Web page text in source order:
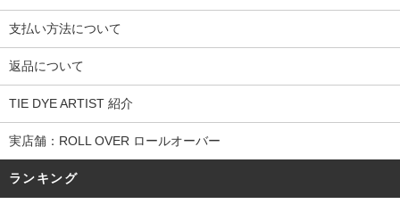
支払い方法について
返品について
TIE DYE ARTIST 紹介
実店舗：ROLL OVER ロールオーバー
ランキング